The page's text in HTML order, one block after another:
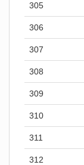
305
306
307
308
309
310
311
312